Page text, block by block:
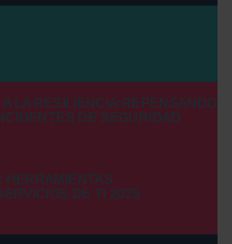
A LA RESILIENCIA:REPENSANDO
DE SEGURIDAD
DE TI 2025